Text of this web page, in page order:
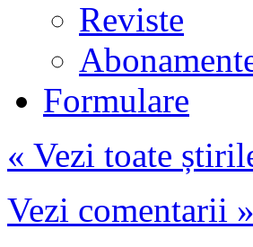
Reviste
Formulare
« Vezi toate
Vezi comentarii »